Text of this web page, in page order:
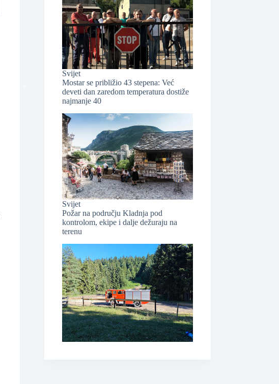
Svijet
Mostar se približio 43 stepena: Već
deveti dan zaredom temperatura dostiže
najmanje 40
Svijet
Požar na području Kladnja pod
kontrolom, ekipe i dalje dežuraju na
terenu
❆